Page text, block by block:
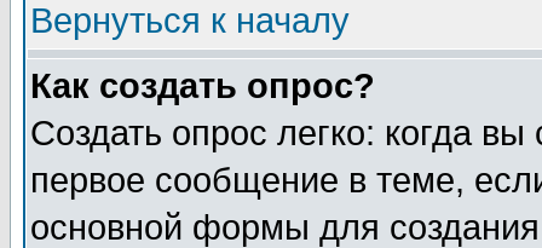
Вернуться к началу
Как создать опрос?
Создать опрос легко: когда
первое сообщение в теме,
основной формы для